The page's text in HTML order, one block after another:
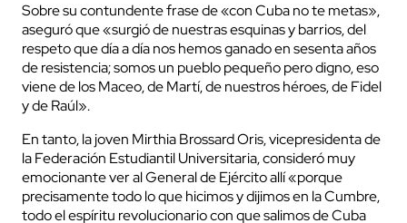
Sobre su contundente frase de «con Cuba no te metas»,
aseguró que «surgió de nuestras esquinas y barrios, del
respeto que día a día nos hemos ganado en sesenta años
de resistencia; somos un pueblo pequeño pero digno, eso
viene de los Maceo, de Martí, de nuestros héroes, de Fidel
y de Raúl».
En tanto, la joven Mirthia Brossard Oris, vicepresidenta de
la Federación Estudiantil Universitaria, consideró muy
emocionante ver al General de Ejército allí «porque
precisamente todo lo que hicimos y dijimos en la Cumbre,
todo el espíritu revolucionario con que salimos de Cuba